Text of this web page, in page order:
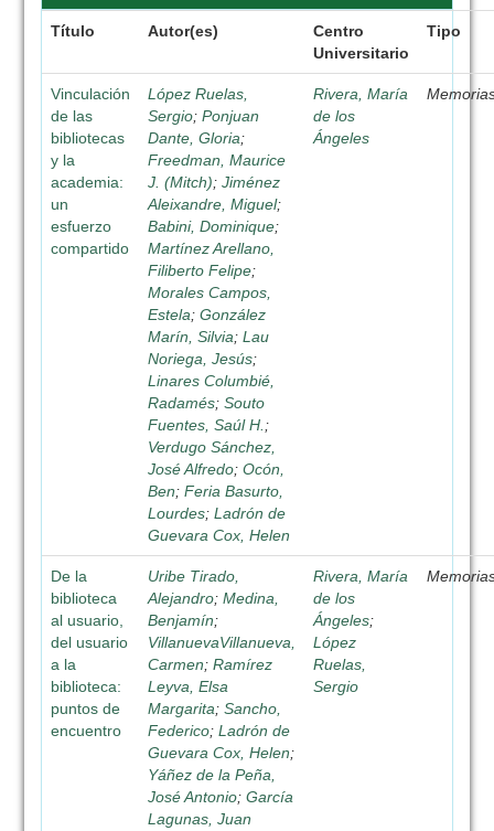
Título Autor(es)
Centro
Universitario
Tipo
Vinculación
de las
bibliotecas
y la
academia:
un
esfuerzo
compartido
López Ruelas,
Sergio;Ponjuan
Dante, Gloria;
Freedman, Maurice
J. (Mitch);Jiménez
Aleixandre, Miguel;
Babini, Dominique;
Martínez Arellano,
Filiberto Felipe;
Morales Campos,
Estela;González
Marín, Silvia;Lau
Noriega, Jesús;
Linares Columbié,
Radamés;Souto
Fuentes, Saúl H. ;
Verdugo Sánchez,
José Alfredo;Ocón,
Ben;Feria Basurto,
Lourdes;Ladrón de
Guevara Cox, Helen
Rivera, María
de los
Ángeles
De la
biblioteca
al usuario,
del usuario
a la
biblioteca:
puntos de
encuentro
Uribe Tirado,
Alejandro;Medina,
Benjamín;
VillanuevaVillanueva,
Carmen;Ramírez
Leyva, Elsa
Margarita;Sancho,
Federico;Ladrón de
Guevara Cox, Helen;
Yáñez de la Peña,
José Antonio;García
Lagunas, Juan
Rivera, María
de los
Ángeles;
López
Ruelas,
Sergio